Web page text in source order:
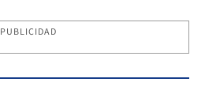
PUBLICIDAD